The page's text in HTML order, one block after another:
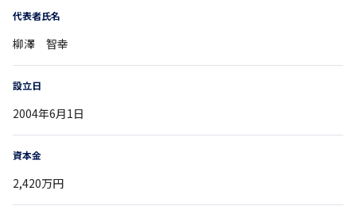
代表者氏名
柳澤 智幸
設立日
2004年6月1日
資本金
2,420万円